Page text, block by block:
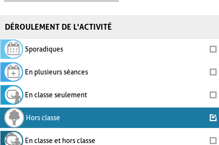
DÉROULEMENT DE L'ACTIVITÉ
Sporadiques
En plusieurs séances
En classe seulement
Hors classe
En classe et hors classe